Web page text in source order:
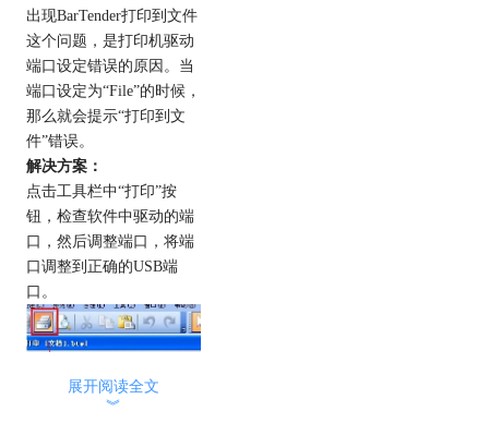
出现BarTender打印到文件
这个问题，是打印机驱动
端口设定错误的原因。当
端口设定为“File”的时候，
那么就会提示“打印到文
件”错误。
解决方案：
点击工具栏中“打印”按
钮，检查软件中驱动的端
口，然后调整端口，将端
口调整到正确的USB端
口。
展开阅读全文
︾